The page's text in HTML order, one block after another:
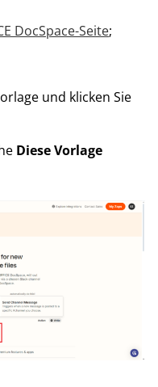
DocSpace-Seite;
und klicken Sie
Diese Vorlage